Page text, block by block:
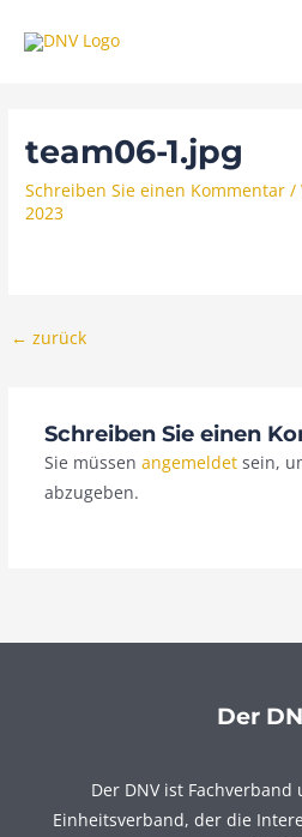
Inhalt
team06-1.jpg
Schreiben Sie einen Kommentar /
2023
← zurück
Schreiben Sie einen
Sie müssen angemeldetsein,
abzugeben.
Der
Der DNV ist
Einheitsverband, der die